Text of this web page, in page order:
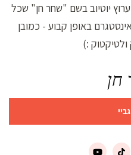
יוטיוב בשם "שחר חן" שכל
באופן קבוע - כמובן
:)